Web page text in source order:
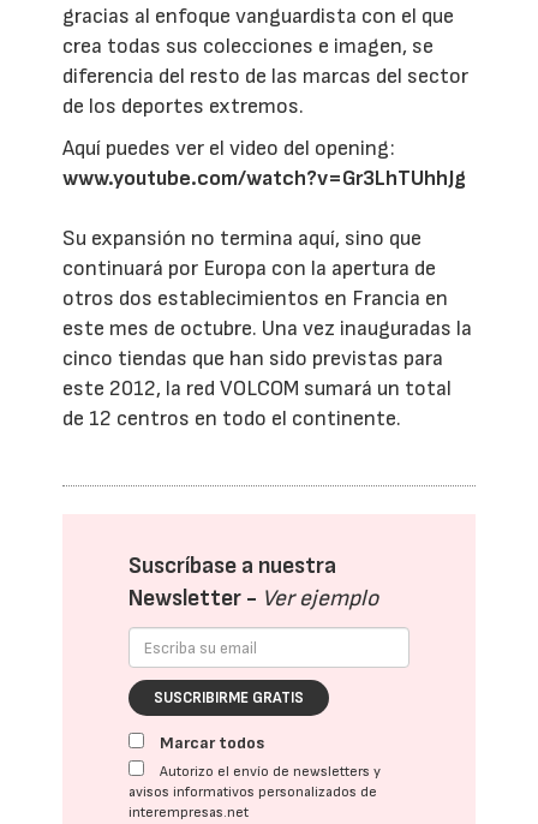
gracias al enfoque vanguardista con el que
crea todas sus colecciones e imagen, se
diferencia del resto de las marcas del sector
de los deportes extremos.
Aquí puedes ver el video del opening:
www.youtube.com/watch?v=Gr3LhTUhhJg
Su expansión no termina aquí, sino que
continuará por Europa con la apertura de
otros dos establecimientos en Francia en
este mes de octubre. Una vez inauguradas la
cinco tiendas que han sido previstas para
este 2012, la red VOLCOM sumará un total
de 12 centros en todo el continente.
Suscríbase a nuestra
Newsletter - Ver ejemplo
SUSCRIBIRME GRATIS
Marcar todos
Autorizo el envío de newsletters y
avisos informativos personalizados de
interempresas.net